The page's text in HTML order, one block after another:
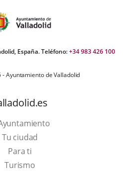
España. Teléfono:+34 983 426 100
- Ayuntamiento de Valladolid
Tu ciudad
Para ti
TurismoThis